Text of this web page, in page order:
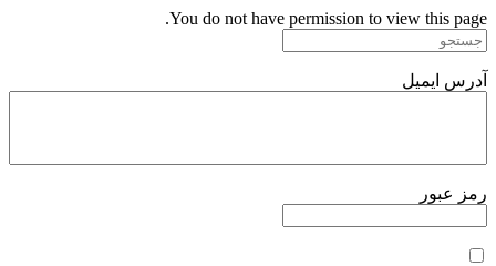
پرش
به
You do not have permission to view this page.
آدرس ایمیل
رمز عبور